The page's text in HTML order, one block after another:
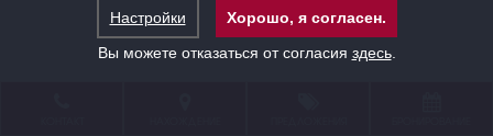
Настройки
Хорошо, я согласен.
Вы можете отказаться от согласия здесь.